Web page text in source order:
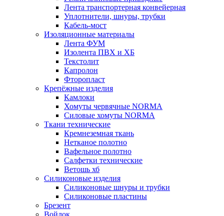
Лента транспортерная конвейерная
Уплотнители, шнуры, трубки
Кабель-мост
Изоляционные материалы
Лента ФУМ
Изолента ПВХ и ХБ
Текстолит
Капролон
Фторопласт
Крепёжные изделия
Камлоки
Хомуты червячные NORMA
Силовые хомуты NORMA
Ткани технические
Кремнеземная ткань
Нетканое полотно
Вафельное полотно
Салфетки технические
Ветошь хб
Силиконовые изделия
Силиконовые шнуры и трубки
Силиконовые пластины
Брезент
Войлок